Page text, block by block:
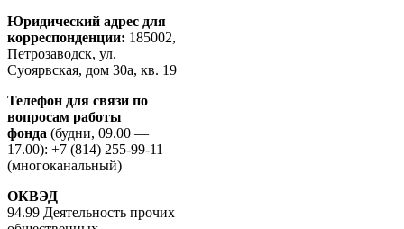
Юридический адрес для
корреспонденции: 185002,
Петрозаводск, ул.
Суоярвская, дом 30а, кв. 19
Телефон для связи по
вопросам работы
фонда (будни, 09.00 —
17.00): +7 (814) 255-99-11
(многоканальный)
ОКВЭД
94.99 Деятельность прочих